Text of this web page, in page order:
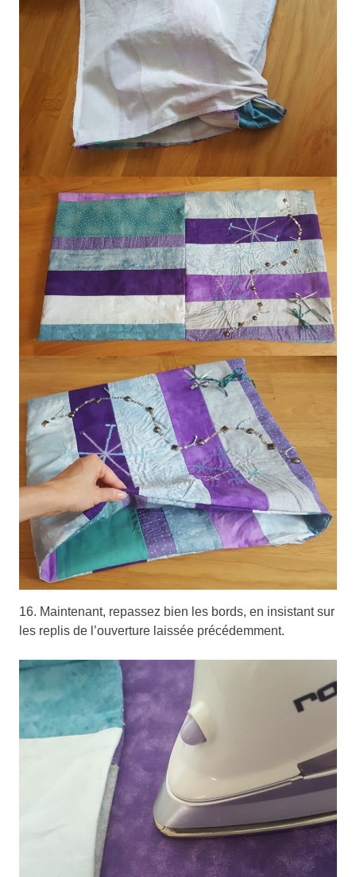
16. Maintenant, repassez bien les bords, en insistant sur
les replis de l’ouverture laissée précédemment.